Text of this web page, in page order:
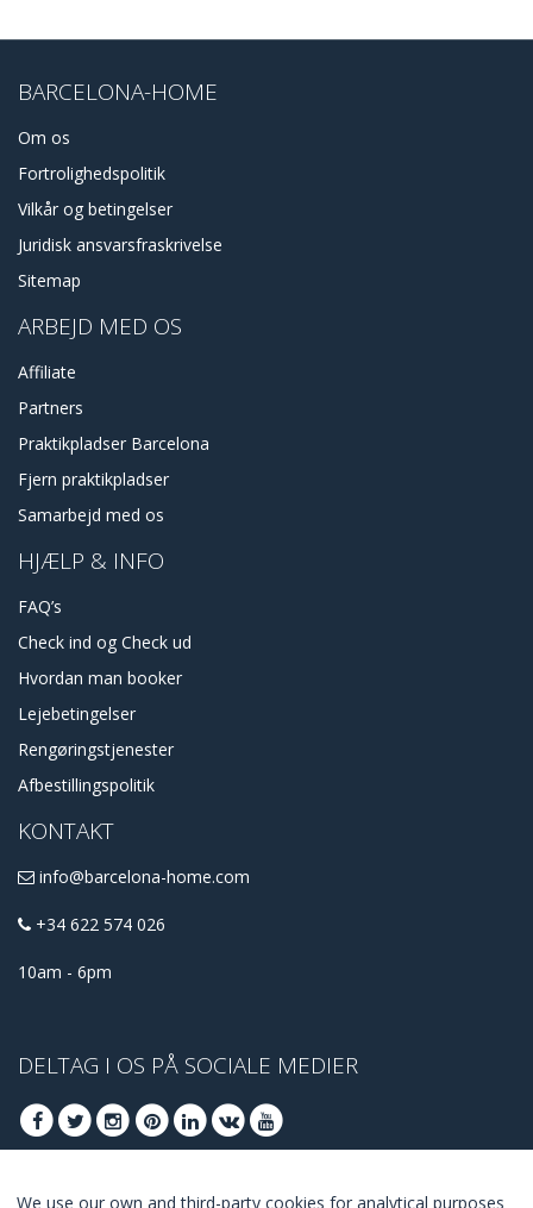
BARCELONA-HOME
Om os
Fortrolighedspolitik
Vilkår og betingelser
Juridisk ansvarsfraskrivelse
Sitemap
ARBEJD MED OS
Affiliate
Partners
Praktikpladser Barcelona
Fjern praktikpladser
Samarbejd med os
HJÆLP & INFO
FAQ’s
Check ind og Check ud
Hvordan man booker
Lejebetingelser
Rengøringstjenester
Afbestillingspolitik
KONTAKT
info@barcelona-home.com
+34 622 574 026
10am - 6pm
DELTAG I OS PÅ SOCIALE MEDIER
We use our own and third-party cookies for analytical purposes